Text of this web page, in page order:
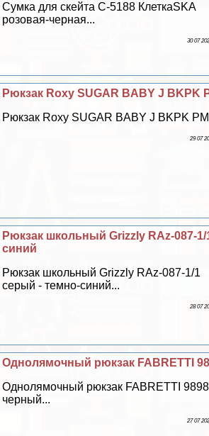
Сумка для скейта С-5188 КлеткаSKA
розовая-черная...
30 07
Рюкзак Roxy SUGAR BABY J BKPK
Рюкзак Roxy SUGAR BABY J BKPK
29 07
Рюкзак школьный Grizzly RAz-087-
синий
Рюкзак школьный Grizzly RAz-087-1/1
серый - темно-синий...
28 07
Однолямочный рюкзак FABRETTI
Однолямочный рюкзак FABRETTI
черный...
27 07